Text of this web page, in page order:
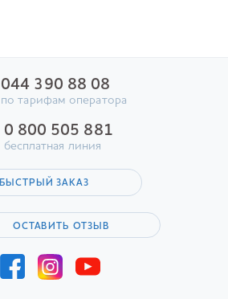
044 390 88 08
по тарифам оператора
0 800 505 881
бесплатная линия
БЫСТРЫЙ ЗАКАЗ
ОСТАВИТЬ ОТЗЫВ